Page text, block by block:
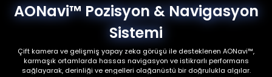
AONavi™ Pozisyon & Navigasyon
Sistemi
Çift kamera ve gelişmiş yapay zeka görüşü ile desteklenen AONavi™,
karmaşık ortamlarda hassas navigasyon ve istikrarlı performans
sağlayarak, derinliği ve engelleri olağanüstü bir doğrulukla algılar.